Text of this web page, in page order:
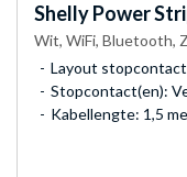
ShellyPower
Wit, WiFi, Bluetooth,
Layout
Stopcontact(en):
Kabellengte: 1,5